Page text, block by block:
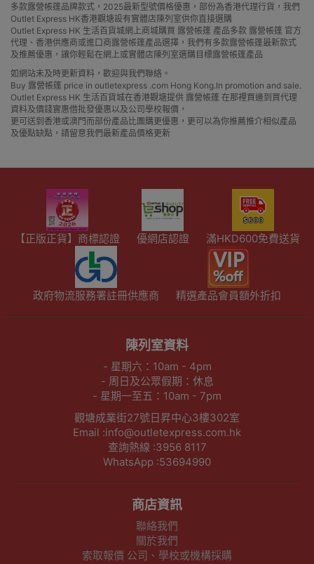
多款露營帳篷品牌款式，2025最新型號價格優惠，部份為香港代理行貨，我們
Outlet Express HK香港觀塘設有實體店陳列室供你直接選購
Outlet Express HK 生活百貨城網上商城購買 露營帳篷 產品多款 露營帳篷 官方
代理、香港供應商或進口商露營帳篷產品選擇，我們有多款露營帳篷最新款式
及推薦優惠，讓你輕鬆在網上或實體店陳列室選購目標露營帳篷產品
如網站未及時更新資料，歡迎與我們聯絡。
Buy 露營帳篷 price in outletexpress .com Hong Kong.In promotion and sale.
Outlet Express HK 生活百貨城在香港觀塘提供 露營帳篷 在那裡買邊到買代理
資料及價錢實惠借批發優惠以及公司學校報價，
更可送到香港或澳門而部份產品比團購更優惠，更可以為你推薦推介相似產品
及優點缺點，請留意我們最新產品價格更新
【正版正貨】商標認證 優網店認證 滿HKD600免費送貨
政府物流服務署註冊供應商 精選產品會員額外折扣
陳列室資料
- 星期六：10am - 4pm
- 周日及公眾假期：休息
- 星期一至五：10am - 7pm
觀塘成業街27號日昇中心3樓302室
Email :info@outletexpress.com.hk
查詢熱線 :3956 8117
WhatsApp :53694990
商店資訊
聯絡我們
關於我們
索取報價 公司、學校或機構採購